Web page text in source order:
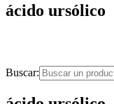
ácido ursólico
Buscar: